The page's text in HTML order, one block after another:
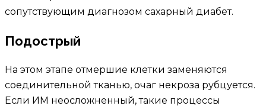
сопутствующим диагнозом сахарный диабет.
Подострый
На этом этапе отмершие клетки заменяются
соединительной тканью, очаг некроза рубцуется.
Если ИМ неосложненный, такие процессы